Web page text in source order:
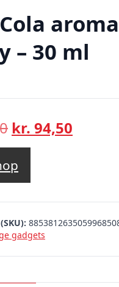
– 30 ml
Den
oprindelige
pris
var:
kr. 109,00.
kr. 94,50
kr.
gadgets